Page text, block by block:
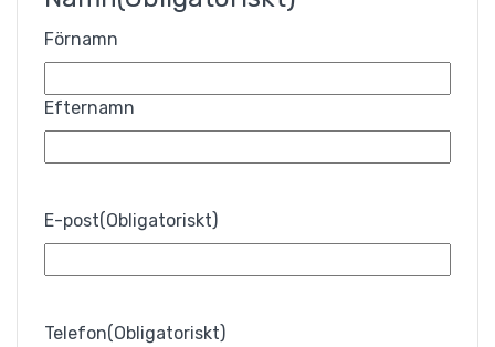
Förnamn
Efternamn
E-post(Obligatoriskt)
Telefon(Obligatoriskt)